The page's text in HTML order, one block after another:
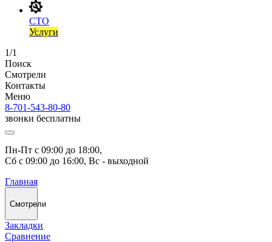
СТО
Услуги
1/1
Поиск
Смотрели
Контакты
Меню
8-701-543-80-80
звонки бесплатны
Пн-Пт с 09:00 до 18:00,
Сб с 09:00 до 16:00, Вс - выходной
Главная
Смотрели
Закладки
Сравнение